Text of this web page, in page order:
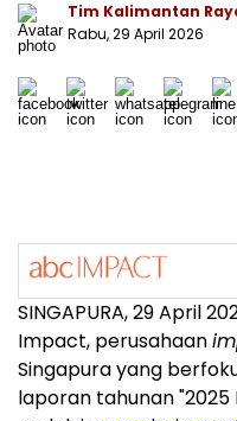
Tim Kalimantan
Rabu, 29 April 2026
SINGAPURA, 29 April
Impact, perusahaan
Singapura yang
laporan tahunan